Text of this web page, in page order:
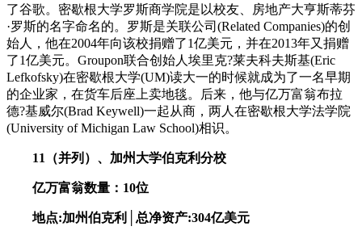
了谷歌。密歇根大学罗斯商学院是以校友、房地产大亨斯蒂芬
·罗斯的名字命名的。罗斯是关联公司(Related Companies)的创
始人，他在2004年向该校捐赠了1亿美元，并在2013年又捐赠
了1亿美元。Groupon联合创始人埃里克?莱夫科夫斯基(Eric
Lefkofsky)在密歇根大学(UM)读大一的时候就成为了一名早期
的企业家，在货车后座上卖地毯。后来，他与亿万富翁布拉
德?基威尔(Brad Keywell)一起从商，两人在密歇根大学法学院
(University of Michigan Law School)相识。
11（并列）、加州大学伯克利分校
亿万富翁数量：10位
地点:加州伯克利│总净资产:304亿美元